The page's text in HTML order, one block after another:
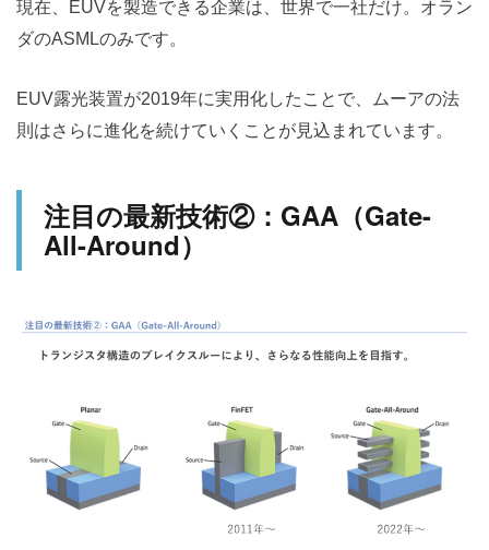
現在、EUVを製造できる企業は、世界で一社だけ。オラン
ダのASMLのみです。
EUV露光装置が2019年に実用化したことで、ムーアの法
則はさらに進化を続けていくことが見込まれています。
注目の最新技術②：GAA（Gate-
All-Around）